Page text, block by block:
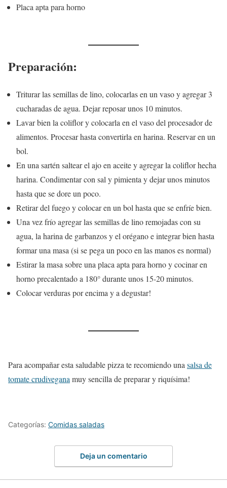
Placa apta para horno
Preparación:
Triturar las semillas de lino, colocarlas en un vaso y agregar 3
cucharadas de agua. Dejar reposar unos 10 minutos.
Lavar bien la coliflor y colocarla en el vaso del procesador de
alimentos. Procesar hasta convertirla en harina. Reservar en un
bol.
En una sartén saltear el ajo en aceite y agregar la coliflor hecha
harina. Condimentar con sal y pimienta y dejar unos minutos
hasta que se dore un poco.
Retirar del fuego y colocar en un bol hasta que se enfríe bien.
Una vez frío agregar las semillas de lino remojadas con su
agua, la harina de garbanzos y el orégano e integrar bien hasta
formar una masa (si se pega un poco en las manos es normal)
Estirar la masa sobre una placa apta para horno y cocinar en
horno precalentado a 180° durante unos 15-20 minutos.
Colocar verduras por encima y a degustar!
Para acompañar esta saludable pizza te recomiendo una salsa de
tomate crudivegana muy sencilla de preparar y riquísima!
Categorías: Comidas saladas
Deja un comentario